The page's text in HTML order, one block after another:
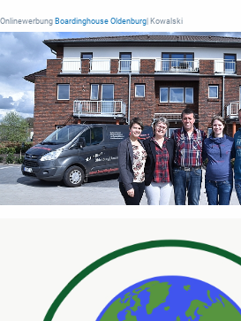
Onlinewerbung Boardinghouse Oldenburg | Kowalski